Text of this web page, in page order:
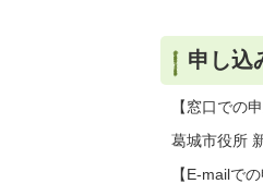
申し込
【窓口での申
葛城市役所
【E-mailでの